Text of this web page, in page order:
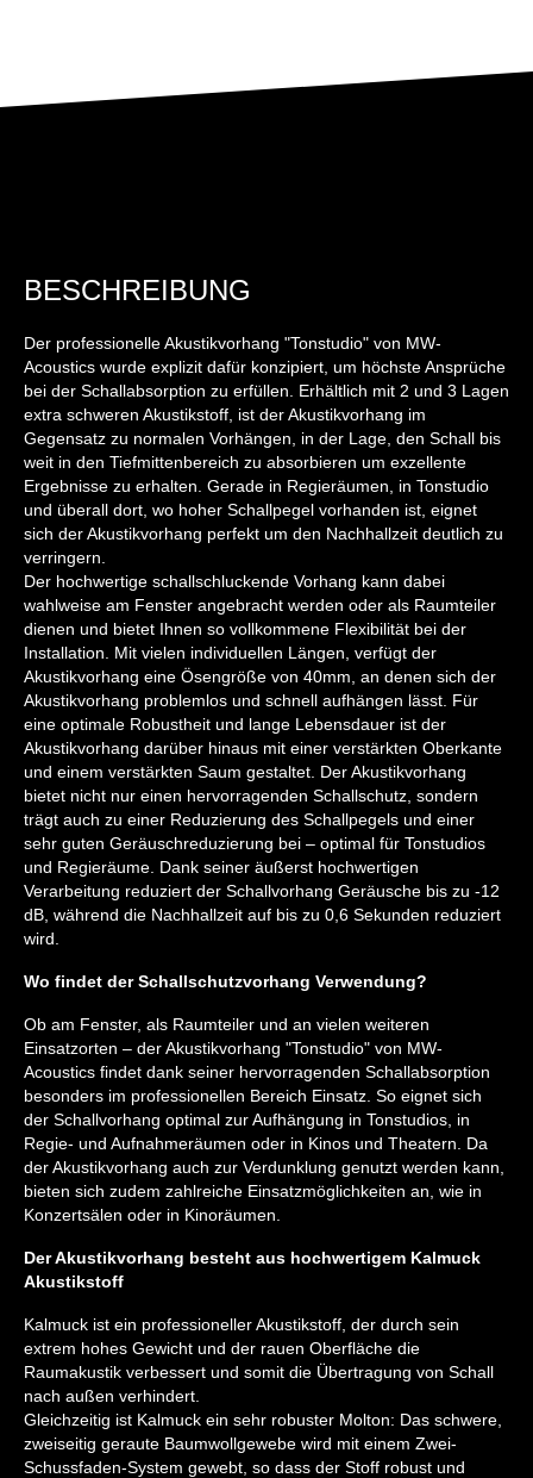
BESCHREIBUNG
Der professionelle Akustikvorhang "Tonstudio" von MW-
Acoustics wurde explizit dafür konzipiert, um höchste Ansprüche
bei der Schallabsorption zu erfüllen. Erhältlich mit 2 und 3 Lagen
extra schweren Akustikstoff, ist der Akustikvorhang im
Gegensatz zu normalen Vorhängen, in der Lage, den Schall bis
weit in den Tiefmittenbereich zu absorbieren um exzellente
Ergebnisse zu erhalten. Gerade in Regieräumen, in Tonstudio
und überall dort, wo hoher Schallpegel vorhanden ist, eignet
sich der Akustikvorhang perfekt um den Nachhallzeit deutlich zu
verringern.
Der hochwertige schallschluckende Vorhang kann dabei
wahlweise am Fenster angebracht werden oder als Raumteiler
dienen und bietet Ihnen so vollkommene Flexibilität bei der
Installation. Mit vielen individuellen Längen, verfügt der
Akustikvorhang eine Ösengröße von 40mm, an denen sich der
Akustikvorhang problemlos und schnell aufhängen lässt. Für
eine optimale Robustheit und lange Lebensdauer ist der
Akustikvorhang darüber hinaus mit einer verstärkten Oberkante
und einem verstärkten Saum gestaltet. Der Akustikvorhang
bietet nicht nur einen hervorragenden Schallschutz, sondern
trägt auch zu einer Reduzierung des Schallpegels und einer
sehr guten Geräuschreduzierung bei – optimal für Tonstudios
und Regieräume. Dank seiner äußerst hochwertigen
Verarbeitung reduziert der Schallvorhang Geräusche bis zu -12
dB, während die Nachhallzeit auf bis zu 0,6 Sekunden reduziert
wird.
Wo findet der Schallschutzvorhang Verwendung?
Ob am Fenster, als Raumteiler und an vielen weiteren
Einsatzorten – der Akustikvorhang "Tonstudio" von MW-
Acoustics findet dank seiner hervorragenden Schallabsorption
besonders im professionellen Bereich Einsatz. So eignet sich
der Schallvorhang optimal zur Aufhängung in Tonstudios, in
Regie- und Aufnahmeräumen oder in Kinos und Theatern. Da
der Akustikvorhang auch zur Verdunklung genutzt werden kann,
bieten sich zudem zahlreiche Einsatzmöglichkeiten an, wie in
Konzertsälen oder in Kinoräumen.
Der Akustikvorhang besteht aus hochwertigem Kalmuck
Akustikstoff
Kalmuck ist ein professioneller Akustikstoff, der durch sein
extrem hohes Gewicht und der rauen Oberfläche die
Raumakustik verbessert und somit die Übertragung von Schall
nach außen verhindert.
Gleichzeitig ist Kalmuck ein sehr robuster Molton: Das schwere,
zweiseitig geraute Baumwollgewebe wird mit einem Zwei-
Schussfaden-System gewebt, so dass der Stoff robust und